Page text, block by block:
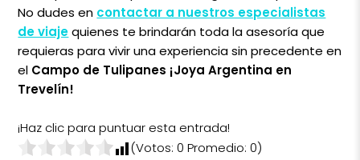
No dudes en contactar a nuestros especialistas
de viajequienes te brindarán toda la asesoría que
requieras para vivir una experiencia sin precedente en
el Campo de Tulipanes ¡Joya Argentina en
Trevelín!
¡Haz clic para puntuar esta entrada!
(Votos:0 Promedio:0)